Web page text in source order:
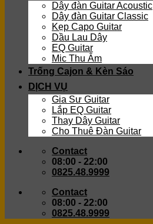
Dây đàn Guitar Acoustic
Dây đàn Guitar Classic
Kẹp Capo Guitar
Dầu Lau Dây
EQ Guitar
Mic Thu Âm
Trống Cajon & Kèn Sáo
DỊCH VỤ
Gia Sư Guitar
Lắp EQ Guitar
Thay Dây Guitar
Cho Thuê Đàn Guitar
Contact
08:00 - 22:00
0825.48.9999
Contact
08:00 - 22:00
0825.48.9999